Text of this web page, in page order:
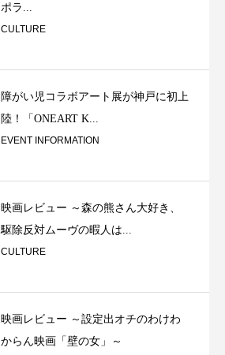
ポラ...
CULTURE
障がい児コラボアート展が神戸に初上
陸！「ONEART K...
EVENT INFORMATION
映画レビュー ～森の熊さん大好き、
駆除反対ムーヴの暇人は...
CULTURE
映画レビュー ～設定出オチのわけわ
からん映画「壁の女」～